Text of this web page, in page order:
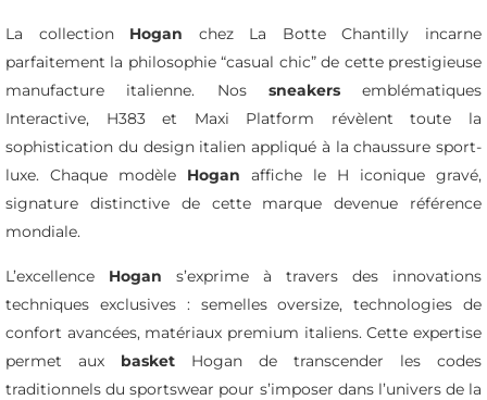
La collection Hogan chez La Botte Chantilly incarne
parfaitement la philosophie “casual chic” de cette prestigieuse
manufacture italienne. Nos sneakersemblématiques
Interactive, H383 et Maxi Platform révèlent toute la
sophistication du design italien appliqué à la chaussure sport-
luxe. Chaque modèle Hogan affiche le H iconique gravé,
signature distinctive de cette marque devenue référence
mondiale.
L’excellence Hogan s’exprime à travers des innovations
techniques exclusives : semelles oversize, technologies de
confort avancées, matériaux premium italiens. Cette expertise
permet aux basket Hogan de transcender les codes
traditionnels du sportswear pour s’imposer dans l’univers de la